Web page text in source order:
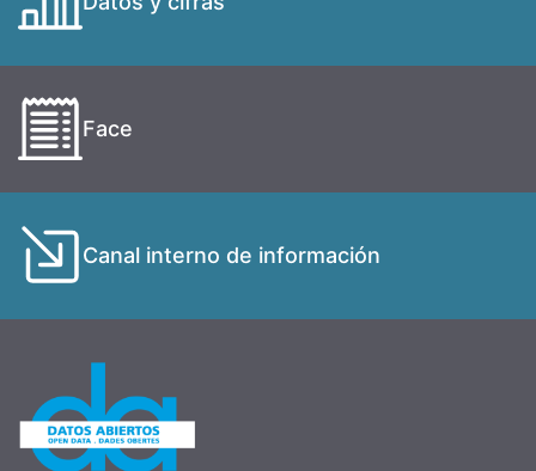
Face
Canal interno de información